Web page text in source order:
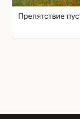
Препятствие